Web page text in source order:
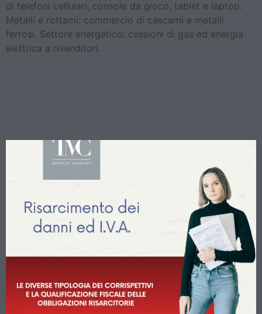
di telefoni cellulari, console da gioco, tablet e laptop.
Metalli e rottami: commercio di cascami e metalli
ferrosi. Settore energetico: cessioni di gas ed energia
elettrica a rivenditori.